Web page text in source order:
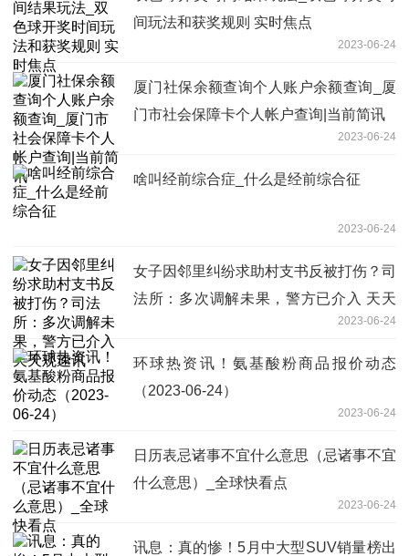
间玩法和获奖规则 实时焦点
2023-06-24
厦门社保余额查询个人账户余额查询_厦
门市社会保障卡个人帐户查询|当前简讯
2023-06-24
啥叫经前综合症_什么是经前综合征
2023-06-24
女子因邻里纠纷求助村支书反被打伤？司
法所：多次调解未果，警方已介入 天天
2023-06-24
环球热资讯！氨基酸粉商品报价动态
（2023-06-24）
2023-06-24
日历表忌诸事不宜什么意思（忌诸事不宜
什么意思）_全球快看点
2023-06-24
讯息：真的惨！5月中大型SUV销量榜出